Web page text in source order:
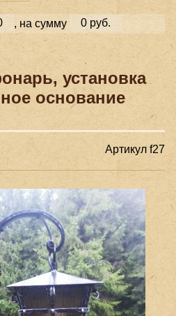
, на сумму 0 руб.
установка
основание
Артикул f27